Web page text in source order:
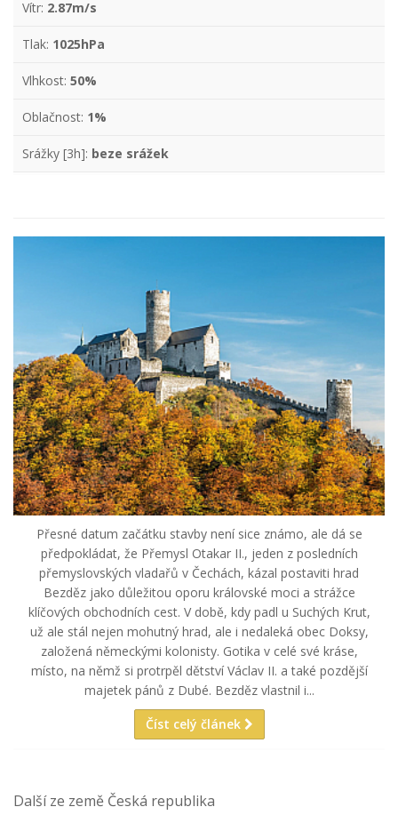
Vítr: 2.87m/s
Tlak: 1025hPa
Vlhkost: 50%
Oblačnost: 1%
Srážky [3h]: beze srážek
Přesné datum začátku stavby není sice známo, ale dá se
předpokládat, že Přemysl Otakar II., jeden z posledních
přemyslovských vladařů v Čechách, kázal postaviti hrad
Bezděz jako důležitou oporu královské moci a strážce
klíčových obchodních cest. V době, kdy padl u Suchých Krut,
už ale stál nejen mohutný hrad, ale i nedaleká obec Doksy,
založená německými kolonisty. Gotika v celé své kráse,
místo, na němž si protrpěl dětství Václav II. a také pozdější
majetek pánů z Dubé. Bezděz vlastnil i...
Číst celý článek
Další ze země Česká republika